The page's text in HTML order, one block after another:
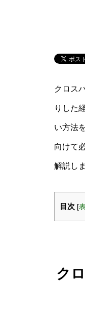
クロス
りした
い方法
向けて
解説し
目次 [
ク